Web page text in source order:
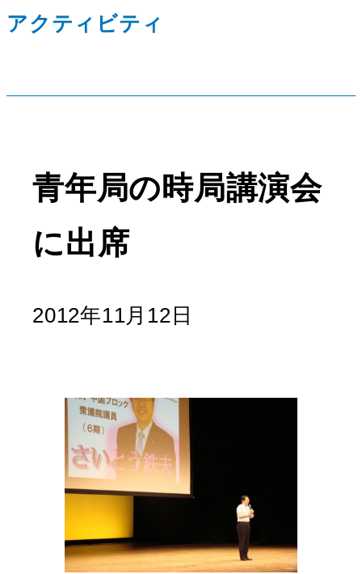
アクティビティ
青年局の時局講演会
に出席
2012年11月12日